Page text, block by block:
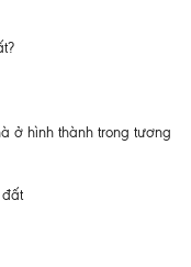
ở hình thành trong tương
đất